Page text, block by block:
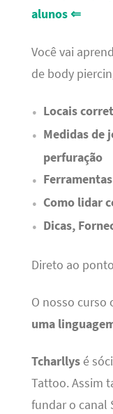
alunos ⇐
Você vai
de body
Locais
Medidas de
perfuração
Como lidar
Dicas,
Direto ao
O nosso curso
uma
Tcharllysé
Tattoo. Assim
fundar o canal